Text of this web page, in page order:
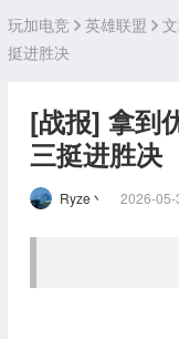
玩加电竞 英雄联盟
挺进胜决
[战报] 拿到
三挺进胜决
Ryze丶 2026-05-